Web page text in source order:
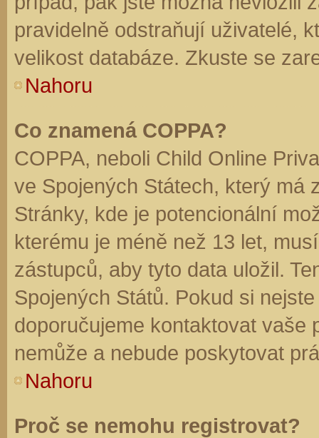
pravidelně odstraňují uživatelé,
velikost databáze. Zkuste se
Nahoru
Co znamená COPPA?
COPPA, neboli Child Online
ve Spojených Státech, který má
Stránky, kde je potencionální
kterému je méně než 13 let,
zástupců, aby tyto data uložil.
Spojených Států. Pokud si
doporučujeme kontaktovat vaše
nemůže a nebude poskytovat
Nahoru
Proč se nemohu registrovat?